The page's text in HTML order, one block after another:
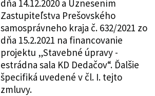
dňa 14.12.2020 a Uznesením
Zastupiteľstva Prešovského
samosprávneho kraja č. 632/2021 zo
dňa 15.2.2021 na financovanie
projektu „Stavebné úpravy -
estrádna sala KD Dedačov“. Ďalšie
špecifiká uvedené v čl. I. tejto
zmluvy.